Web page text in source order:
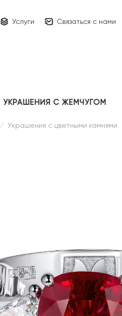
Услуги Связаться с нами
УКРАШЕНИЯ С ЖЕМЧУГОМ
/ Украшения с цветными камнями